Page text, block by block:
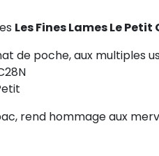
Les Fines Lames Le Petit
de poche, aux multiples
rend hommage aux